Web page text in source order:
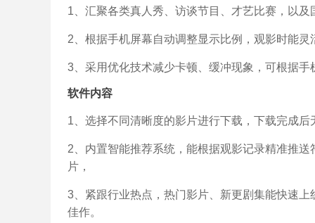
1、汇聚各类真人秀、访谈节目、才艺比赛，以
2、根据手机屏幕自动调整显示比例，观影时能
3、采用优化技术减少卡顿、缓冲现象，可根据
软件内容
1、选择不同清晰度的影片进行下载，下载完成
2、内置智能推荐系统，能根据观影记录精准推
片，
3、紧跟行业热点，热门影片、新更剧集能快速
佳作。